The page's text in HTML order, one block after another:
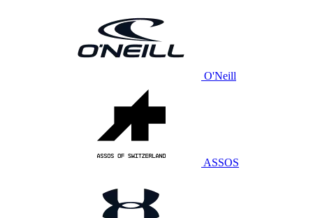
O'Neill
ASSOS